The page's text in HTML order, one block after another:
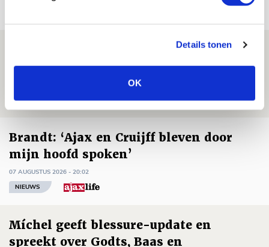
Details tonen
OK
Spelen bij Jong Ajax of Ajax 1? Dat
maakt Abdalla ‘geen reet’ uit
NIEUWS
Brandt: ‘Ajax en Cruijff bleven door
mijn hoofd spoken’
07 AUGUSTUS 2026 - 20:02
NIEUWS
Míchel geeft blessure-update en
spreekt over Godts, Baas en